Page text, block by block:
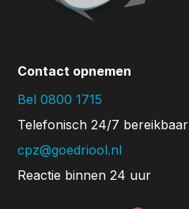
Contact opnemen
Bel 0800 1715
Telefonisch 24/7 bereikbaar
cpz@goedriool.nl
Reactie binnen 24 uur